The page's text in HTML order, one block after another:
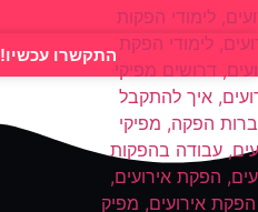
התקשרו עכשיו!